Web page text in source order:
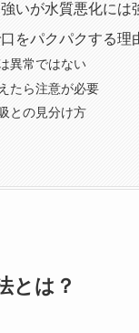
いが水質悪化には
をパクパクする理
異常ではない
たら注意が必要
との見分け方
とは？